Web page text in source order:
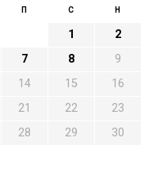
П С Н
1
2
7 8
9
14 15
16
21 22
23
28 29
30